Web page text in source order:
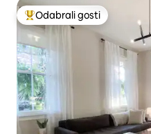
Među najviše rangiranima
Odabrali gosti